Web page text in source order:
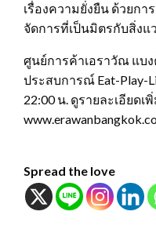
เรื่องความยั่งยืน ด้วยกา
จัดการที่เป็นมิตรกับสิ่งแ
ศูนย์การค้าเอราวัณ แบ
ประสบการณ์ Eat-Play-
22:00 น. ดูรายละเอียดเ
Spread the love